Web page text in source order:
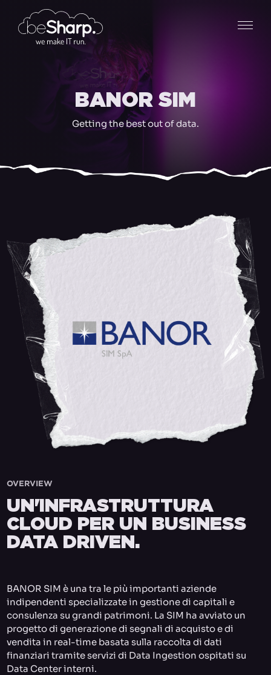
BANOR SIM
Getting the best out of data.
OVERVIEW
UN'INFRASTRUTTURA
CLOUD PER UN BUSINESS
DATA DRIVEN.
BANOR SIM è una tra le più importanti aziende
indipendenti specializzate in gestione di capitali e
consulenza su grandi patrimoni. La SIM ha avviato un
progetto di generazione di segnali di acquisto e di
vendita in real-time basata sulla raccolta di dati
finanziari tramite servizi di Data Ingestion ospitati su
Data Center interni.